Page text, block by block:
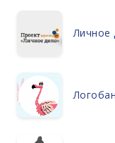
Личное